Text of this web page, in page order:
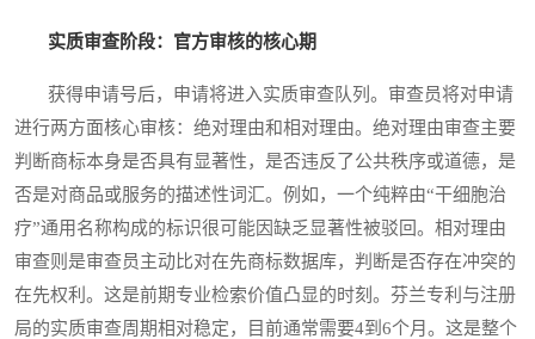
实质审查阶段：官方审核的核心期
获得申请号后，申请将进入实质审查队列。审查员将对申请
进行两方面核心审核：绝对理由和相对理由。绝对理由审查主要
判断商标本身是否具有显著性，是否违反了公共秩序或道德，是
否是对商品或服务的描述性词汇。例如，一个纯粹由“干细胞治
疗”通用名称构成的标识很可能因缺乏显著性被驳回。相对理由
审查则是审查员主动比对在先商标数据库，判断是否存在冲突的
在先权利。这是前期专业检索价值凸显的时刻。芬兰专利与注册
局的实质审查周期相对稳定，目前通常需要4到6个月。这是整个